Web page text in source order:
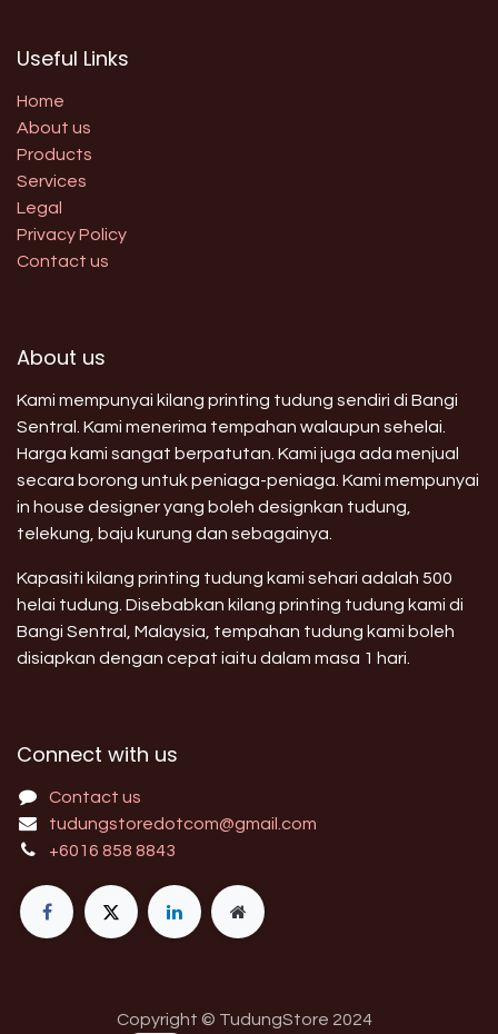
Useful Links
Home
About us
Products
Services
Legal
Privacy Policy
Contact us
About us
Kami mempunyai kilang printing tudung sendiri di Bangi
Sentral. Kami menerima tempahan walaupun sehelai.
Harga kami sangat berpatutan. Kami juga ada menjual
secara borong untuk peniaga-peniaga. Kami mempunyai
in house designer yang boleh designkan tudung,
telekung, baju kurung dan sebagainya.
Kapasiti kilang printing tudung kami sehari adalah 500
helai tudung. Disebabkan kilang printing tudung kami di
Bangi Sentral, Malaysia, tempahan tudung kami boleh
disiapkan dengan cepat iaitu dalam masa 1 hari.
Connect with us
Contact us
tudungstoredotcom@gmail.com
+6016 858 8843
Copyright © TudungStore 2024